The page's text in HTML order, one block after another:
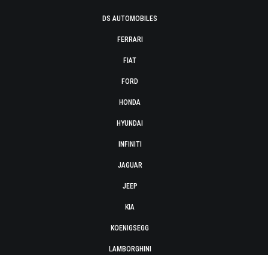
DS AUTOMOBILES
FERRARI
FIAT
FORD
HONDA
HYUNDAI
INFINITI
JAGUAR
JEEP
KIA
KOENIGSEGG
LAMBORGHINI